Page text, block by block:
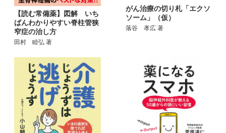
【読む常備薬】図解 いち
ばんわかりやすい脊柱管狭
窄症の治し方
田村 睦弘 著
がん治療の切り札「エクソ
ソーム」（仮）
落谷 孝広 著